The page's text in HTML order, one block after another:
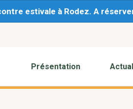
estivale à Rodez. A
Présentation